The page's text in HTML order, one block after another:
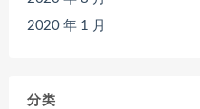
2020 年 1 月
分类